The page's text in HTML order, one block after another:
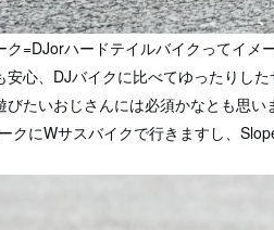
ク=DJorハードテイルバイクってイメ
安心、DJバイクに比べてゆったりした
びたいおじさんには必須かなとも思い
クにWサスバイクで行きますし、